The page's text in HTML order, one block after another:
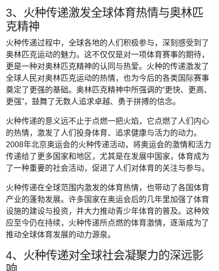
3、火种传递激发全球体育热情与奥林匹
克精神
火种传递过程中，全球各地的人们积极参与，深刻感受到了
奥林匹克运动的魅力。这不仅仅是对一项体育赛事的期待，
更是一种对奥林匹克精神的认同与热爱。火种的传递激发了
全球人民对奥林匹克运动的热情，也为今后的各类国际赛事
奠定了更强的基础。奥林匹克精神中所强调的“更快、更高、
更强”，鼓舞了无数人追求卓越、勇于拼搏的信念。
火种传递的意义远不止于点燃一把火焰，它点燃了人们内心
的热情，激发了人们投身体育、追求健康与活力的动力。
2008年北京奥运会的火种传递活动，将奥运会的激情和活力
传递给了更多国家和地区，尤其是在发展中国家，体育成为
了一种重要的社会活动，促进了人们对体育的关注与参与。
火种传递在全球范围内激发的体育热情，也带动了各国体育
产业的蓬勃发展。许多国家在奥运会后的几年里加强了体育
设施的建设与投资，并大力推动青少年体育的普及。这种效
应至今仍在持续，火种传递所点燃的体育激情，逐渐成为了
推动全球体育发展的动力源泉。
4、火种传递对全球社会凝聚力的深远影